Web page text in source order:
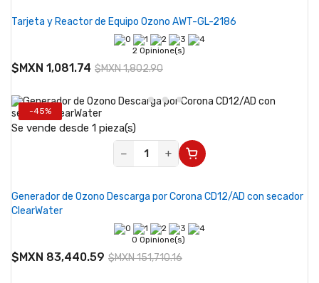
Tarjeta y Reactor de Equipo Ozono AWT-GL-2186
2 Opinione(s)
$MXN 1,081.74 $MXN 1,802.90
-45%
Se vende desde 1 pieza(s)
−
+
Generador de Ozono Descarga por Corona CD12/AD con secador
ClearWater
0 Opinione(s)
$MXN 83,440.59 $MXN 151,710.16